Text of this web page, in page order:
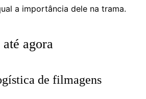
a importância dele na trama.
agora
de filmagens